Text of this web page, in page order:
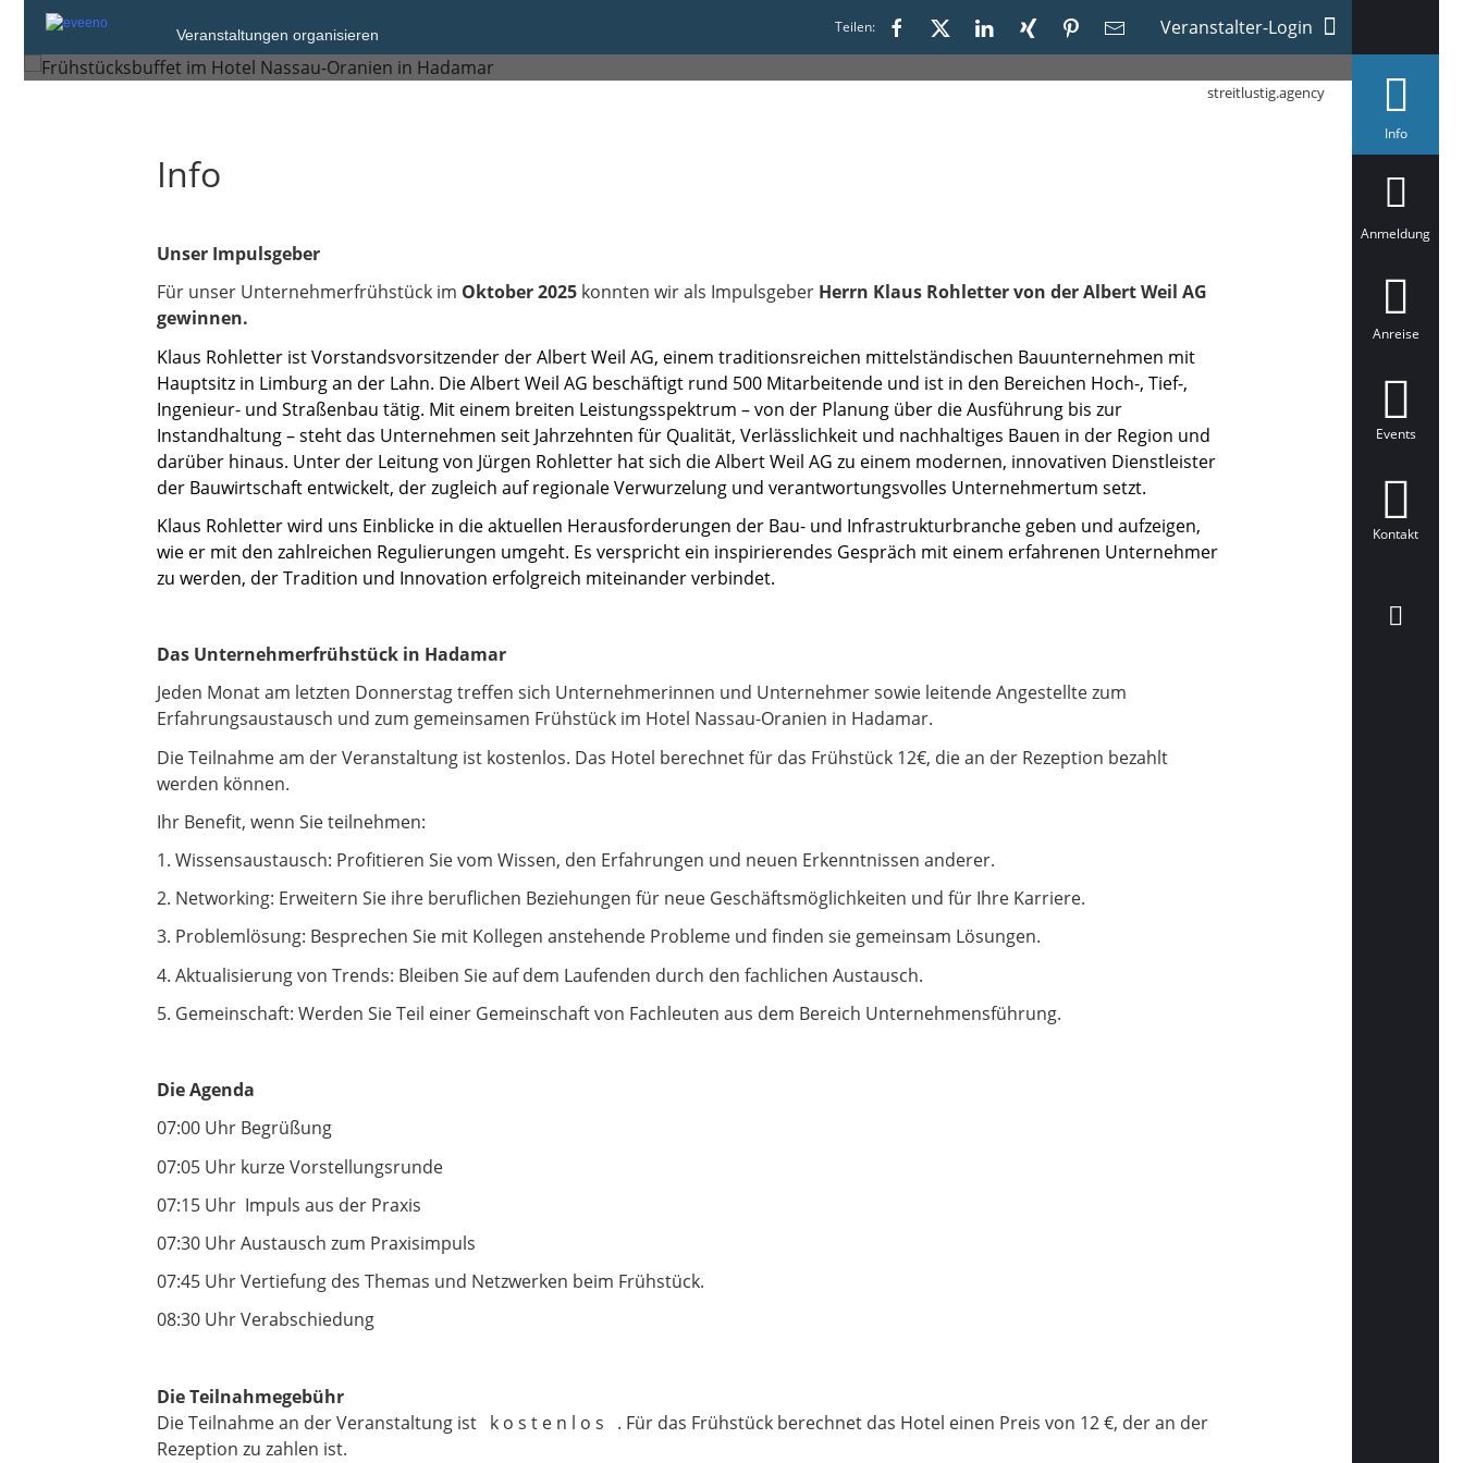
Veranstaltungen organisieren Teilen: Veranstalter-Login
Hadamar
streitlustig.agency
Infoa
ä
t
Anmeldung
Anreise
Events
Kontakt
Info
Unser Impulsgeber
Für unser Unternehmerfrühstück im Oktober2025 konnten wir als Impulsgeber Herrn Klaus Rohletter von der Albert Weil AG
gewinnen.
Klaus Rohletter ist Vorstandsvorsitzender der Albert Weil AG, einem traditionsreichen mittelständischen Bauunternehmen mit
Hauptsitz in Limburg an der Lahn. Die Albert Weil AG beschäftigt rund 500 Mitarbeitende und ist in den Bereichen Hoch-, Tief-,
Ingenieur- und Straßenbau tätig. Mit einem breiten Leistungsspektrum – von der Planung über die Ausführung bis zur
Instandhaltung – steht das Unternehmen seit Jahrzehnten für Qualität, Verlässlichkeit und nachhaltiges Bauen in der Region und
darüber hinaus. Unter der Leitung von Jürgen Rohletter hat sich die Albert Weil AG zu einem modernen, innovativen Dienstleister
der Bauwirtschaft entwickelt, der zugleich auf regionale Verwurzelung und verantwortungsvolles Unternehmertum setzt.
Klaus Rohletter wird uns Einblicke in die aktuellen Herausforderungen der Bau- und Infrastrukturbranche geben und aufzeigen,
wie er mit den zahlreichen Regulierungen umgeht. Es verspricht ein inspirierendes Gespräch mit einem erfahrenen Unternehmer
zu werden, der Tradition und Innovation erfolgreich miteinander verbindet.
Das Unternehmerfrühstück in Hadamar
Jeden Monat am letzten Donnerstag treffen sich Unternehmerinnen und Unternehmer sowie leitende Angestellte zum
Erfahrungsaustausch und zum gemeinsamen Frühstück im Hotel Nassau-Oranien in Hadamar.
Die Teilnahme am der Veranstaltung ist kostenlos. Das Hotel berechnet für das Frühstück 12€, die an der Rezeption bezahlt
werden können.
Ihr Benefit, wenn Sie teilnehmen:
1. Wissensaustausch: Profitieren Sie vom Wissen, den Erfahrungen und neuen Erkenntnissen anderer.
2. Networking: Erweitern Sie ihre beruflichen Beziehungen für neue Geschäftsmöglichkeiten und für Ihre Karriere.
3. Problemlösung: Besprechen Sie mit Kollegen anstehende Probleme und finden sie gemeinsam Lösungen.
4. Aktualisierung von Trends: Bleiben Sie auf dem Laufenden durch den fachlichen Austausch.
5. Gemeinschaft: Werden Sie Teil einer Gemeinschaft von Fachleuten aus dem Bereich Unternehmensführung.
Die Agenda
07:00 Uhr Begrüßung
07:05 Uhr kurze Vorstellungsrunde
07:15 Uhr Impuls aus der Praxis
07:30 Uhr Austausch zum Praxisimpuls
07:45 Uhr Vertiefung des Themas und Netzwerken beim Frühstück.
08:30 Uhr Verabschiedung
Die Teilnahmegebühr
Die Teilnahme an der Veranstaltung ist k o s t e n l o s . Für das Frühstück berechnet das Hotel einen Preis von 12 €, der an der
Rezeption zu zahlen ist.